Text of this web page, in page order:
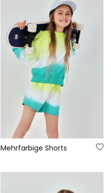
Mehrfarbige Shorts